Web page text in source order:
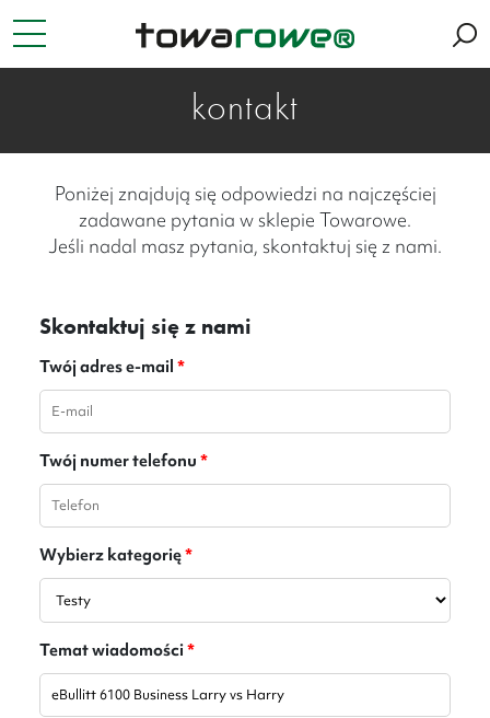
kontakt
Poniżej znajdują się odpowiedzi na najczęściej
zadawane pytania w sklepie Towarowe.
Jeśli nadal masz pytania, skontaktuj się z nami.
Skontaktuj się z nami
Twój adres e-mail *
Twój numer telefonu *
Wybierz kategorię*
Temat wiadomości*